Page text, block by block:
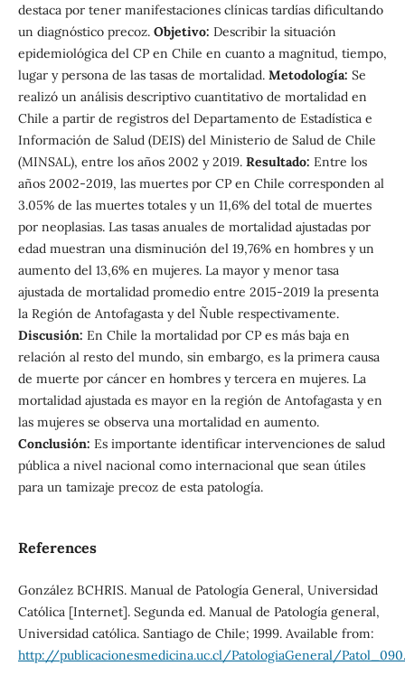
destaca por tener manifestaciones clínicas tardías dificultando
un diagnóstico precoz. Objetivo: Describir la situación
epidemiológica del CP en Chile en cuanto a magnitud, tiempo,
lugar y persona de las tasas de mortalidad. Metodología: Se
realizó un análisis descriptivo cuantitativo de mortalidad en
Chile a partir de registros del Departamento de Estadística e
Información de Salud (DEIS) del Ministerio de Salud de Chile
(MINSAL), entre los años 2002 y 2019. Resultado: Entre los
años 2002-2019, las muertes por CP en Chile corresponden al
3.05% de las muertes totales y un 11,6% del total de muertes
por neoplasias. Las tasas anuales de mortalidad ajustadas por
edad muestran una disminución del 19,76% en hombres y un
aumento del 13,6% en mujeres. La mayor y menor tasa
ajustada de mortalidad promedio entre 2015-2019 la presenta
la Región de Antofagasta y del Ñuble respectivamente.
Discusión: En Chile la mortalidad por CP es más baja en
relación al resto del mundo, sin embargo, es la primera causa
de muerte por cáncer en hombres y tercera en mujeres. La
mortalidad ajustada es mayor en la región de Antofagasta y en
las mujeres se observa una mortalidad en aumento.
Conclusión: Es importante identificar intervenciones de salud
pública a nivel nacional como internacional que sean útiles
para un tamizaje precoz de esta patología.
References
González BCHRIS. Manual de Patología General, Universidad
Católica [Internet]. Segunda ed. Manual de Patología general,
Universidad católica. Santiago de Chile; 1999. Available from:
http://publicacionesmedicina.uc.cl/PatologiaGeneral/